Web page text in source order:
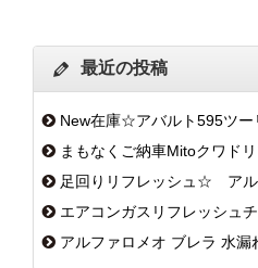
最近の投稿
New在庫☆アバルト595ツー
まもなくご納車Mitoクワド
足回りリフレッシュ☆ アル
エアコンガスリフレッシュ
アルファロメオ ブレラ 水漏